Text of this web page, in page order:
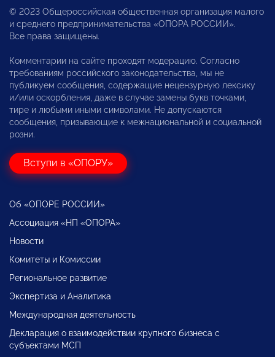
© 2023 Общероссийская общественная организация малого
и среднего предпринимательства «ОПОРА РОССИИ».
Все права защищены.
Комментарии на сайте проходят модерацию. Согласно
требованиям российского законодательства, мы не
публикуем сообщения, содержащие нецензурную лексику
и/или оскорбления, даже в случае замены букв точками,
тире и любыми иными символами. Не допускаются
сообщения, призывающие к межнациональной и социальной
розни.
Вступи в «ОПОРУ»
Об «ОПОРЕ РОССИИ»
Ассоциация «НП «ОПОРА»
Новости
Комитеты и Комиссии
Региональное развитие
Экспертиза и Аналитика
Международная деятельность
Декларация о взаимодействии крупного бизнеса с
субъектами МСП